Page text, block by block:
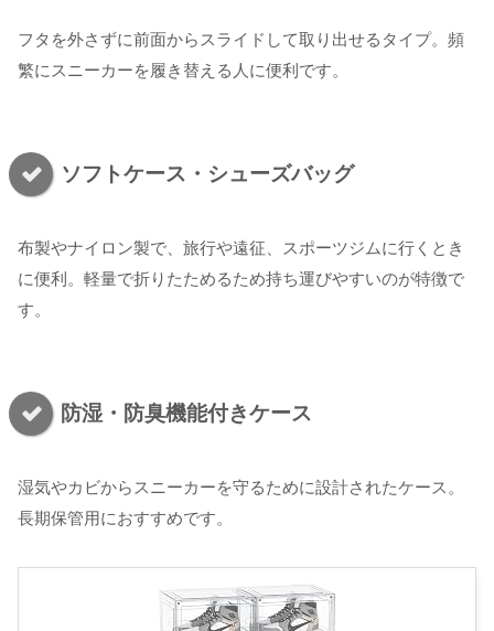
フタを外さずに前面からスライドして取り出せるタイプ。頻
繁にスニーカーを履き替える人に便利です。
ソフトケース・シューズバッグ
布製やナイロン製で、旅行や遠征、スポーツジムに行くとき
に便利。軽量で折りたためるため持ち運びやすいのが特徴で
す。
防湿・防臭機能付きケース
湿気やカビからスニーカーを守るために設計されたケース。
長期保管用におすすめです。